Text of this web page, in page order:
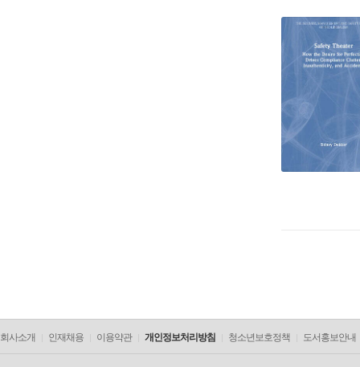
회사소개 인재채용 이용약관 개인정보처리방침 청소년보호정책 도서홍보안내